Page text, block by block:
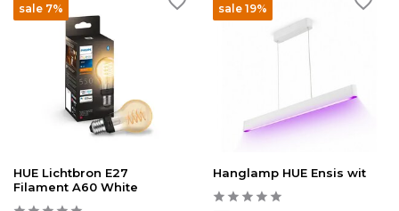
sale 7%
HUE Lichtbron E27
Filament A60 White
sale 19%
Hanglamp HUE Ensis wit